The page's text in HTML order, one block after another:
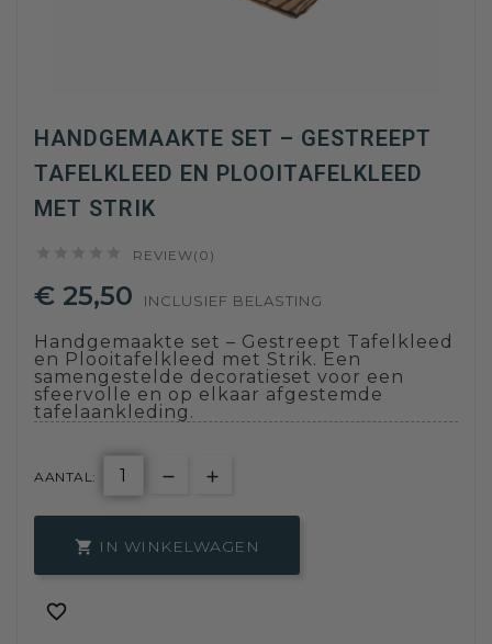
HANDGEMAAKTE SET – GESTREEPT
TAFELKLEED EN PLOOITAFELKLEED
MET STRIK
REVIEW(0)
€ 25,50 INCLUSIEF BELASTING
Handgemaakte set – Gestreept Tafelkleed
en Plooitafelkleed met Strik. Een
samengestelde decoratieset voor een
sfeervolle en op elkaar afgestemde
tafelaankleding.
AANTAL:
 IN WINKELWAGEN
